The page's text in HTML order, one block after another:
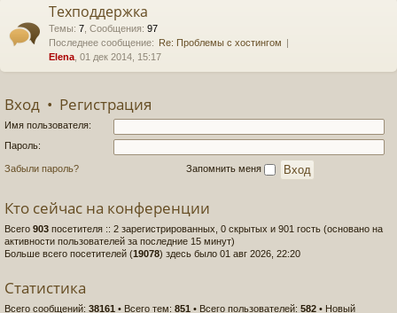
Техподдержка
Темы: 7 Сообщения: 97
Последнее сообщение: Re: Проблемы с хостингом
Elena , 01 дек 2014, 15:17
Вход • Регистрация
Имя пользователя:
Пароль:
Забыли пароль? Запомнить меня
Кто сейчас на конференции
Всего 903 посетителя :: 2 зарегистрированных, 0 скрытых и 901 гость (основано на
активности пользователей за последние 15 минут)
Больше всего посетителей (19078) здесь было 01 авг 2026, 22:20
Статистика
Всего сообщений: 38161 • Всего тем: 851 • Всего пользователей: 582 • Новый